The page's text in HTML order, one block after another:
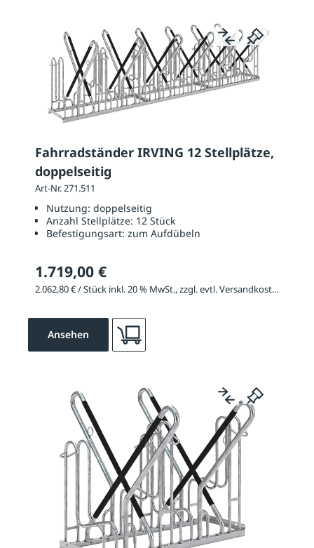
Fahrradständer IRVING 12 Stellplätze,
doppelseitig
Art-Nr. 271.511
Nutzung: doppelseitig
Anzahl Stellplätze: 12 Stück
Befestigungsart: zum Aufdübeln
1.719,00 €
2.062,80 € / Stück inkl. 20 % MwSt., zzgl. evtl. Versandkosten
Ansehen